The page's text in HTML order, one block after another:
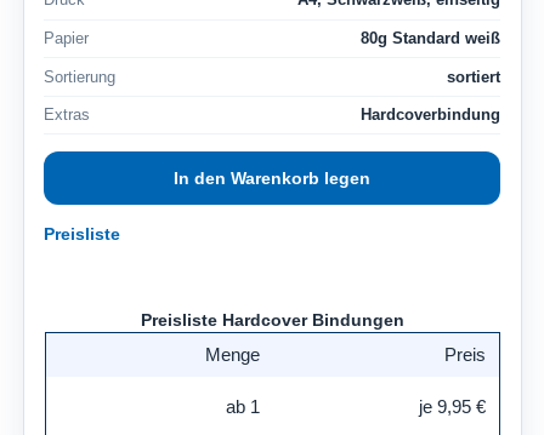
Papier 80g Standard weiß
Sortierung sortiert
Extras Hardcoverbindung
Preisliste
Preisliste Hardcover Bindungen
Menge Preis
ab 1 je 9,95 €